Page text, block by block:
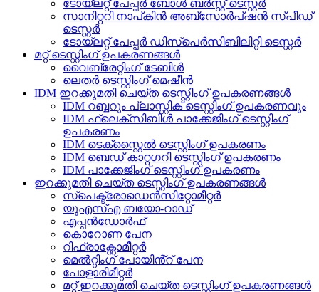
ടോയ്‌ലറ്റ് പേപ്പർ ബോൾ ബർസ്റ്റ് ടെസ്റ്റർ
സാനിറ്ററി നാപ്കിൻ അബ്സോർപ്ഷൻ സ്പീഡ്
ടെസ്റ്റർ
ടോയ്‌ലറ്റ് പേപ്പർ ഡിസ്‌പെർസിബിലിറ്റി ടെസ്റ്റർ
മറ്റ് ടെസ്റ്റിംഗ് ഉപകരണങ്ങൾ
വൈബ്രേറ്റിംഗ് ടേബിൾ
ലെതർ ടെസ്റ്റിംഗ് മെഷീൻ
IDM ഇറക്കുമതി ചെയ്ത ടെസ്റ്റിംഗ് ഉപകരണങ്ങൾ
IDM റബ്ബറും പ്ലാസ്റ്റിക് ടെസ്റ്റിംഗ് ഉപകരണവും
IDM ഫ്ലെക്സിബിൾ പാക്കേജിംഗ് ടെസ്റ്റിംഗ്
ഉപകരണം
IDM ടെക്സ്റ്റൈൽ ടെസ്റ്റിംഗ് ഉപകരണം
IDM ബെഡ് കാറ്റഗറി ടെസ്റ്റിംഗ് ഉപകരണം
IDM പാക്കേജിംഗ് ടെസ്റ്റിംഗ് ഉപകരണം
ഇറക്കുമതി ചെയ്ത ടെസ്റ്റിംഗ് ഉപകരണങ്ങൾ
സ്പെക്ട്രോഡെൻസിറ്റോമീറ്റർ
യുഎസ്എ ബയോ-റാഡ്
എപ്പൻഡോർഫ്
കൊറോണ പേന
റിഫ്രാക്റ്റോമീറ്റർ
മെൽറ്റിംഗ് പോയിൻ്റ് പേന
പോളാരിമീറ്റർ
മറ്റ് ഇറക്കുമതി ചെയ്ത ടെസ്റ്റിംഗ് ഉപകരണങ്ങൾ